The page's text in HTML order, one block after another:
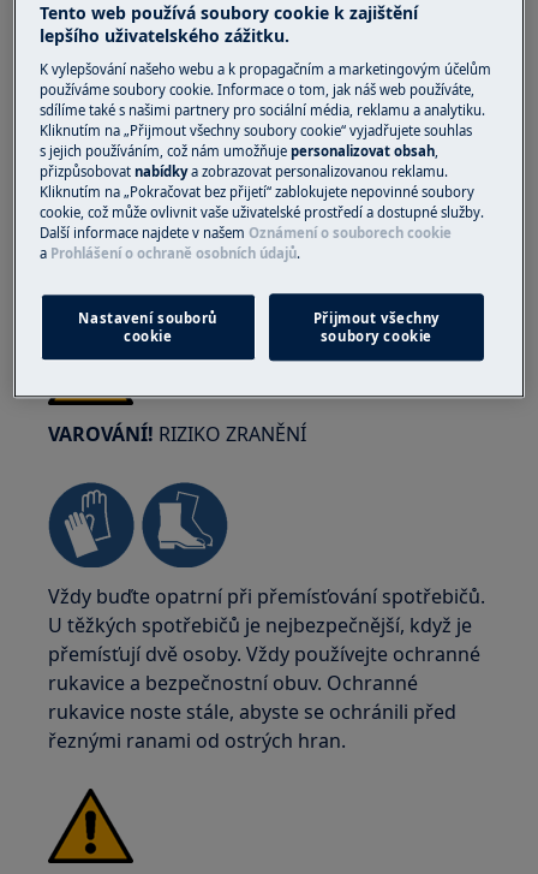
VAROVÁNÍ!NEBEZPEČÍ ÚRAZU ELEKTRICKÝM
PROUDEM
Před jakoukoliv opravou nebo údržbou vypněte
přístroj a odpojte síťovou zástrčku ze zásuvky.
VAROVÁNÍ! RIZIKO ZRANĚNÍ
Vždy buďte opatrní při přemísťování spotřebičů.
U těžkých spotřebičů je nejbezpečnější, když je
přemísťují dvě osoby. Vždy používejte ochranné
rukavice a bezpečnostní obuv. Ochranné
rukavice noste stále, abyste se ochránili před
řeznými ranami od ostrých hran.
Tento web používá soubory cookie k zajištění
lepšího uživatelského zážitku.
K vylepšování našeho webu a k propagačním a marketingovým účelům
používáme soubory cookie. Informace o tom, jak náš web používáte,
sdílíme také s našimi partnery pro sociální média, reklamu a analytiku.
Kliknutím na „Přijmout všechny soubory cookie“ vyjadřujete souhlas
s jejich používáním, což nám umožňujepersonalizovat obsah,
přizpůsobovatnabídkya zobrazovat personalizovanou reklamu.
Kliknutím na „Pokračovat bez přijetí“ zablokujete nepovinné soubory
cookie, což může ovlivnit vaše uživatelské prostředí a dostupné služby.
Další informace najdete v našemOznámení o souborech cookie
a Prohlášení o ochraně osobních údajů.
Nastavení souborů
cookie
Přijmout všechny
soubory cookie